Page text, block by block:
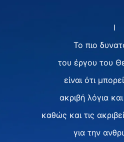
I
Το πιο
του έργου του
είναι ότι
ακριβή λόγια
καθώς και τις
για την